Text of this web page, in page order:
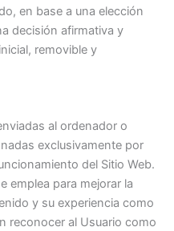
en base a una elección
decisión afirmativa y
removible y
al ordenador o
exclusivamente por
del Sitio Web.
emplea para mejorar la
y su experiencia como
reconocer al Usuario como